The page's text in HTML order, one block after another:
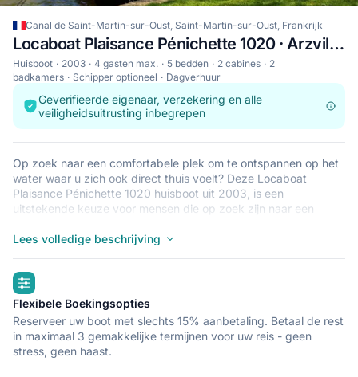
Canal de Saint-Martin-sur-Oust, Saint-Martin-sur-Oust, Frankrijk
Locaboat Plaisance Pénichette 1020 · Arzviller
Huisboot 2003 4 gasten max. 5 bedden 2 cabines
2
badkamers
Schipper optioneel Dagverhuur
Geverifieerde eigenaar, verzekering en alle
veiligheidsuitrusting inbegrepen
Op zoek naar een comfortabele plek om te ontspannen op het
water waar u zich ook direct thuis voelt? Deze Locaboat
Plaisance Pénichette 1020 huisboot uit 2003, is een
uitstekende keuze voor mensen die op zoek zijn naar een
charme van een verblijf op een huisboot een een van Locaboat
Met slaapplaatsen voor 4 personen, is deze huisboot perfect
voor vaartochten met vrienden en familie. De Locaboat
Plaisance Pénichette 1020 bevindt zich in Canal de Saint-
Martin-sur-Oust Saint-Martin-sur-Oust, een makkelijk
vertrekpunt om de omliggende meren, rivieren of kust te
verkennen. Tot ziens aan boord!
Lees volledige beschrijving
highlights
Flexibele Boekingsopties
Reserveer uw boot met slechts 15% aanbetaling. Betaal de rest
in maximaal 3 gemakkelijke termijnen voor uw reis - geen
stress, geen haast.